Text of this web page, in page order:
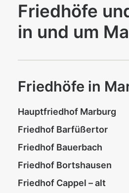
Friedhöfe
in und um
Friedhöfe in
Hauptfriedhof Marburg
Friedhof Barfüßertor
Friedhof Bauerbach
Friedhof Bortshausen
Friedhof Cappel – alt